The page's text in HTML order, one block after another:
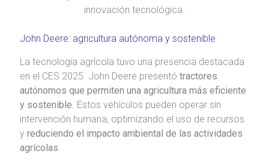
innovación tecnológica.
John Deere: agricultura autónoma y sostenible
La tecnología agrícola tuvo una presencia destacada
en el CES 2025. John Deere presentó tractores
autónomos que permiten una agricultura más eficiente
y sostenible. Estos vehículos pueden operar sin
intervención humana, optimizando el uso de recursos
y reduciendo el impacto ambiental de las actividades
agrícolas.